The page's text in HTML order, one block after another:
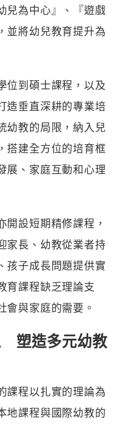
兒為中心』、『遊戲
並將幼兒教育提升為
位到碩士課程，以及
造垂直深耕的專業培
幼教的局限，納入兒
搭建全方位的培育框
展、家庭互動和心理
開設短期精修課程，
家長、幼教從業者持
孩子成長問題提供實
育課程缺乏理論支
會與家庭的需要。
塑造多元幼教
課程以扎實的理論為
地課程與國際幼教的